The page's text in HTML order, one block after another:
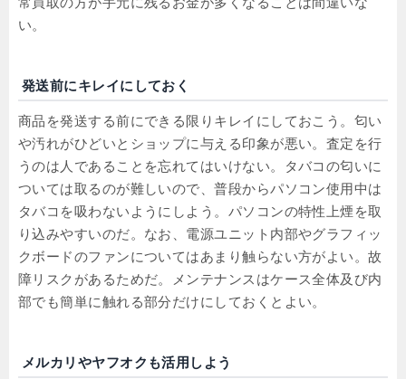
い。
発送前にキレイにしておく
商品を発送する前にできる限りキレイにしておこう。匂い
や汚れがひどいとショップに与える印象が悪い。査定を行
うのは人であることを忘れてはいけない。タバコの匂いに
ついては取るのが難しいので、普段からパソコン使用中は
タバコを吸わないようにしよう。パソコンの特性上煙を取
り込みやすいのだ。なお、電源ユニット内部やグラフィッ
クボードのファンについてはあまり触らない方がよい。故
障リスクがあるためだ。メンテナンスはケース全体及び内
部でも簡単に触れる部分だけにしておくとよい。
メルカリやヤフオクも活用しよう